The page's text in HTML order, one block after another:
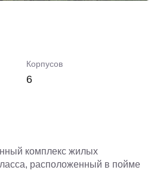
Корпусов
6
комплекс жилых
расположенный в пойме